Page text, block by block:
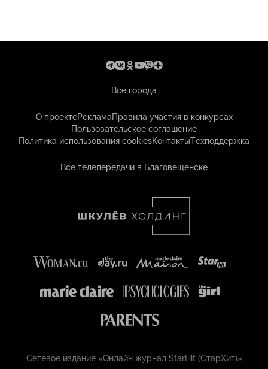
Все города
О проектеРекламаПравила участия в конкурсах
Пользовательское соглашение
Политика использования cookiesКонтактыТехподдержка
Все телепередачи в Благовещенске
Сетевое издание «Онлайн журнал StarHit (СтарХит)»